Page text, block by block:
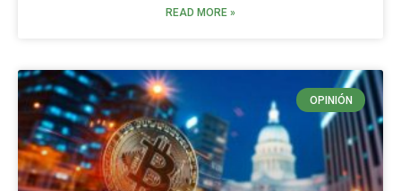
READ MORE »
OPINIÓN